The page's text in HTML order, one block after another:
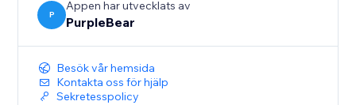
P
Appen har utvecklats av
PurpleBear
Besök vår hemsida
Kontakta oss för hjälp
Sekretesspolicy